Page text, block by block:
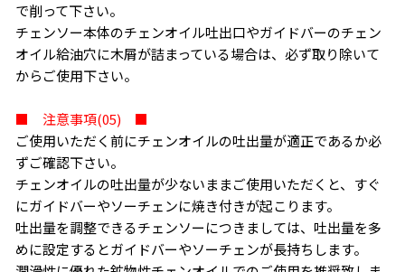
で削って下さい。
チェンソー本体のチェンオイル吐出口やガイドバーのチェン
オイル給油穴に木屑が詰まっている場合は、必ず取り除いて
からご使用下さい。
■ 注意事項(05) ■
ご使用いただく前にチェンオイルの吐出量が適正であるか必
ずご確認下さい。
チェンオイルの吐出量が少ないままご使用いただくと、すぐ
にガイドバーやソーチェンに焼き付きが起こります。
吐出量を調整できるチェンソーにつきましては、吐出量を多
めに設定するとガイドバーやソーチェンが長持ちします。